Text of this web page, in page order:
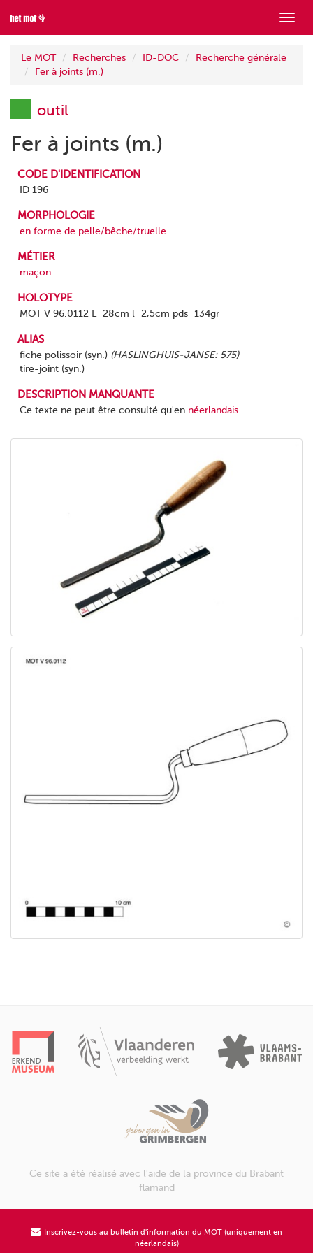
menu
Le MOT Recherches ID-DOC
Recherche générale
Fer à joints (m.)
outil
Fer à joints (m.)
CODE D'IDENTIFICATION
ID 196
MORPHOLOGIE
en forme de pelle/bêche/truelle
MÉTIER
maçon
HOLOTYPE
MOT V 96.0112 L=28cm l=2,5cm pds=134gr
ALIAS
fiche polissoir (syn.) (HASLINGHUIS-JANSE: 575)
tire-joint (syn.)
DESCRIPTION MANQUANTE
Ce texte ne peut être consulté qu'en néerlandais
Ce site a été réalisé avec l'aide de la province du Brabant
flamand
Inscrivez-vous au bulletin d'information du MOT (uniquement en
néerlandais)